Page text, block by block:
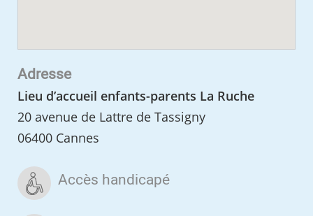
Adresse
Lieu d’accueil enfants-parents La Ruche
20 avenue de Lattre de Tassigny
06400 Cannes
Accès handicapé